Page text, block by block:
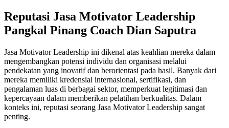
Reputasi Jasa Motivator Leadership
Pangkal Pinang Coach Dian Saputra
Jasa Motivator Leadership ini dikenal atas keahlian mereka dalam
mengembangkan potensi individu dan organisasi melalui
pendekatan yang inovatif dan berorientasi pada hasil. Banyak dari
mereka memiliki kredensial internasional, sertifikasi, dan
pengalaman luas di berbagai sektor, memperkuat legitimasi dan
kepercayaan dalam memberikan pelatihan berkualitas. Dalam
konteks ini, reputasi seorang Jasa Motivator Leadership sangat
penting.